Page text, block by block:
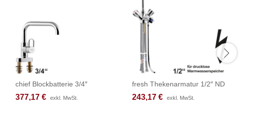
chief Blockbatterie 3/4″
377,17 € exkl. MwSt.
377,17 € exkl. MwSt.
fresh Thekenarmatur 1/2″ ND
243,17 € exkl. MwSt.
243,17 € exkl. MwSt.